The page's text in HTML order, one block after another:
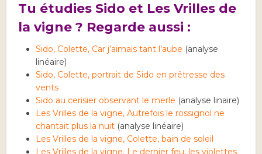
Tu étudies Sido et Les Vrilles de
la vigne ? Regarde aussi :
Sido, Colette, Car j’aimais tant l’aube (analyse
linéaire)
Sido, Colette, portrait de Sido en prêtresse des
vents
Sido au cerisier observant le merle (analyse linaire)
Les Vrilles de la vigne, Autrefois le rossignol ne
chantait plus la nuit (analyse linéaire)
Les Vrilles de la vigne, Colette, bain de soleil
Les Vrilles de la vigne, Le dernier feu, les violettes